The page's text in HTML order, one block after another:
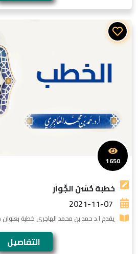
خطبة حُسْنُ الجِّوار
2021-11-07
يقدم ا.د حمد بن محمد الهاجرى خطبة
التفاصيل
1650